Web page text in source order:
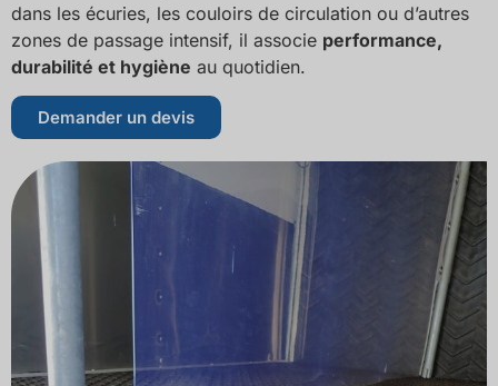
dans les écuries, les couloirs de circulation ou d’autres
zones de passage intensif, il associe performance,
durabilité et hygiène au quotidien.
Demander un devis